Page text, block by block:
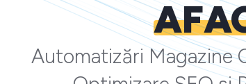
Automatizări Magazine